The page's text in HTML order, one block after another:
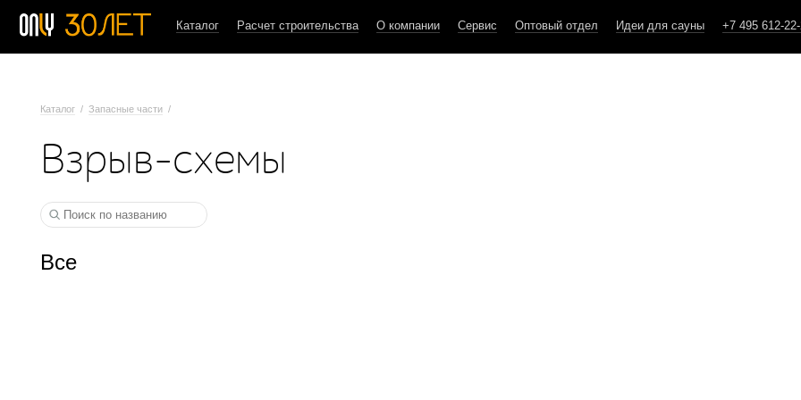
Каталог Расчет строительства О компании Сервис Оптовый отдел Идеи для сауны +7 495 612-
Каталог / Запасные части /
Взрыв-схемы
Все